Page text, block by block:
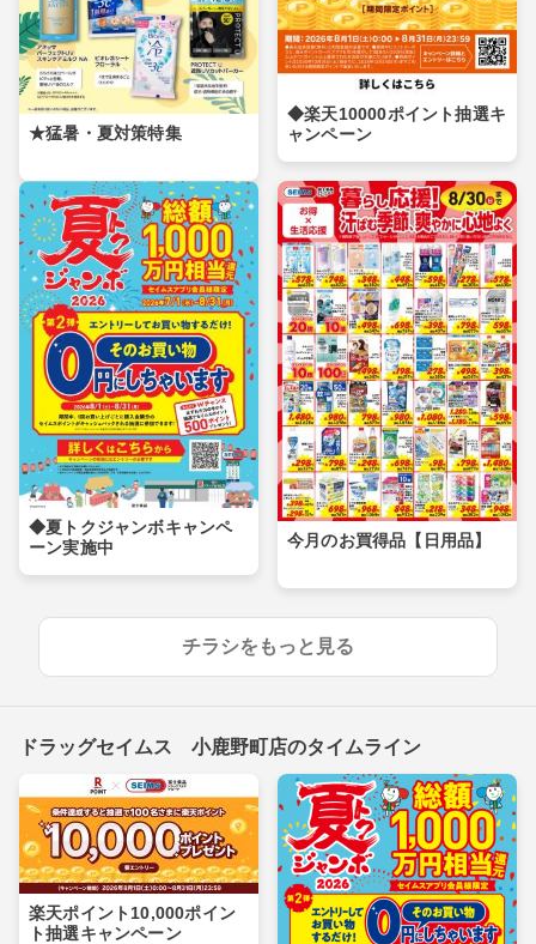
★猛暑・夏対策特集
◆楽天10000ポイント抽選キ
ャンペーン
◆夏トクジャンボキャンペ
ーン実施中
今月のお買得品【日用品】
チラシをもっと見る
ドラッグセイムス 小鹿野町店のタイムライン
楽天ポイント10,000ポイン
ト抽選キャンペーン